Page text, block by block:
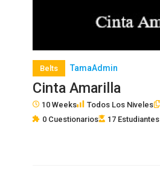
Belts TamaAdmin
Cinta Amarilla
10 Weeks Todos Los Niveles
0 Cuestionarios
17 Estudiantes